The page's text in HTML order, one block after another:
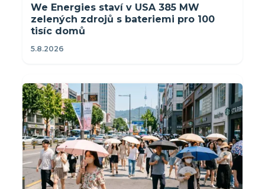
We Energies staví v USA 385 MW
zelených zdrojů s bateriemi pro 100
tisíc domů
5.8.2026